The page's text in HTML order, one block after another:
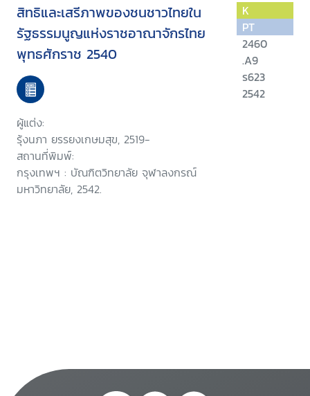
สิทธิและเสรีภาพของชนชาวไทยใน
รัฐธรรมนูญแห่งราชอาณาจักรไทย
พุทธศักราช 2540
ผู้แต่ง:
รุ้งนภา ยรรยงเกษมสุข, 2519-
สถานที่พิมพ์:
กรุงเทพฯ : บัณฑิตวิทยาลัย จุฬาลงกรณ์
มหาวิทยาลัย, 2542.
K
PT
2460
.A9
ร623
2542